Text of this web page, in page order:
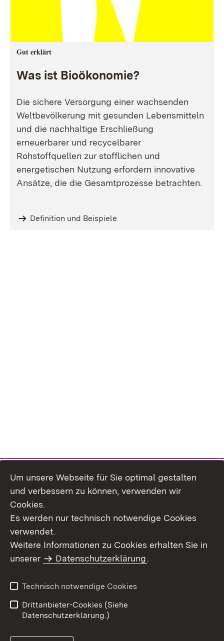
Gut erklärt
Was ist Bioökonomie?
Die sichere Versorgung einer wachsenden
Weltbevölkerung mit gesunden Lebensmitteln
und die nachhaltige Erschließung
erneuerbarer und recycelbarer
Rohstoffquellen zur stofflichen und
energetischen Nutzung erfordern innovative
Ansätze, die die Gesamtprozesse betrachten.
Definition und Beispiele
Themenübersicht
Barrierefreiheit
Um unsere Webseite für Sie optimal gestalten
und verbessern zu können, verwenden wir
Cookies.
Es werden nur technisch notwendige Cookies
verwendet.
Weitere Informationen zu Cookies erhalten Sie in
unserer
Datenschutzerklärung.
Technisch notwendige Cookies
Drittanbieter-Cookies (Siehe
Datenschutzerklärung.)